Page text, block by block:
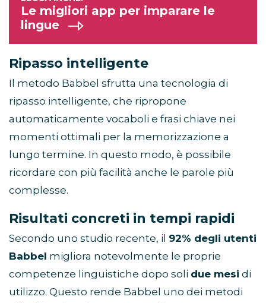
Le migliori app per imparare le
lingue
Ripasso intelligente
Il metodo Babbel sfrutta una tecnologia di
ripasso intelligente, che ripropone
automaticamente vocaboli e frasi chiave nei
momenti ottimali per la memorizzazione a
lungo termine. In questo modo, è possibile
ricordare con più facilità anche le parole più
complesse.
Risultati concreti in tempi rapidi
Secondo uno studio recente, il 92% degli utenti
Babbel migliora notevolmente le proprie
competenze linguistiche dopo soli due mesi di
utilizzo. Questo rende Babbel uno dei metodi